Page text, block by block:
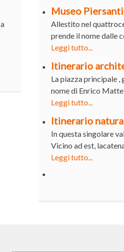
Museo Piersanti
Allestito nel
prende il nome dalle
Leggi tutto...
Itinerario
La piazza principale
nome di Enrico
Leggi tutto...
Itinerario
In questa singolare
Vicino ad est,
Leggi tutto...